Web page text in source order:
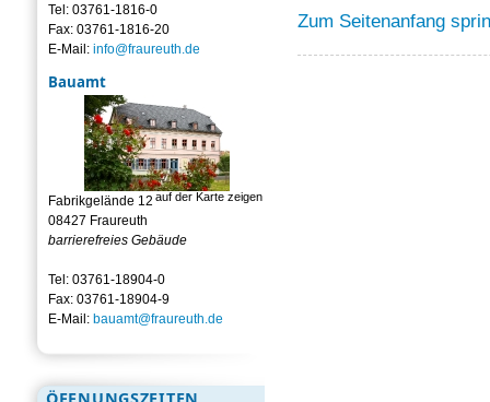
Zum Seitenanfang
Tel: 03761-1816-0
Fax: 03761-1816-20
E-Mail: info@fraureuth.de
Bauamt
auf der Karte zeigen
Fabrikgelände 12
08427 Fraureuth
barrierefreies Gebäude
Tel: 03761-18904-0
Fax: 03761-18904-9
E-Mail: bauamt@fraureuth.de